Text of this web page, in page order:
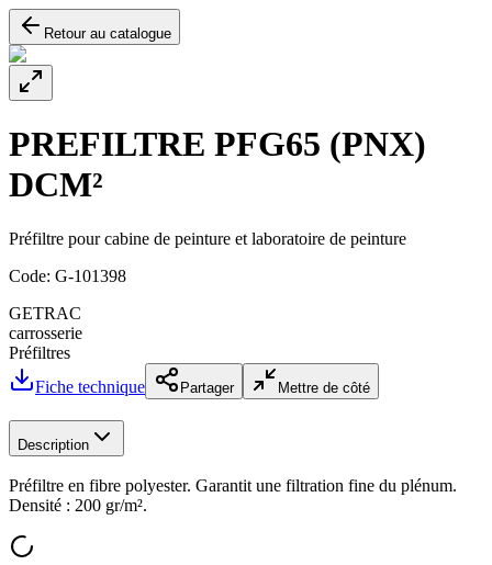
Retour au catalogue
PREFILTRE PFG65 (PNX)
DCM²
Préfiltre pour cabine de peinture et laboratoire de peinture
Code: G-101398
GETRAC
carrosserie
Préfiltres
Fiche technique
Partager Mettre de côté
Description
Préfiltre en fibre polyester. Garantit une filtration fine du plénum.
Densité : 200 gr/m².